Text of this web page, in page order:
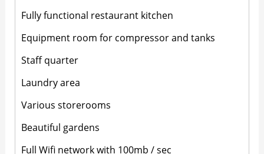
Fully functional restaurant kitchen
Equipment room for compressor and tanks
Staff quarter
Laundry area
Various storerooms
Beautiful gardens
Full Wifi network with 100mb / sec